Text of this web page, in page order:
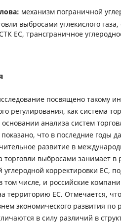
механизм пограничной
выбросами углекислого
ЕС, трансграничное
посвящено такому
регулирования, как система
анализа систем
что в последние годы
развитие в
торговли выбросами занимает в
углеродной корректировки ЕС,
том числе, и российские
территорию ЕС. Отмечается,
экономического развития по
в силу различий в